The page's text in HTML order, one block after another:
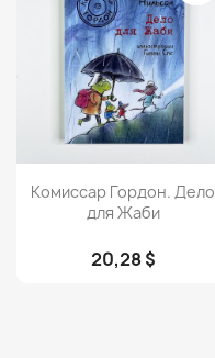
Просмотр
Комиссар Гордон. Дело
для Жаби
20,28 $